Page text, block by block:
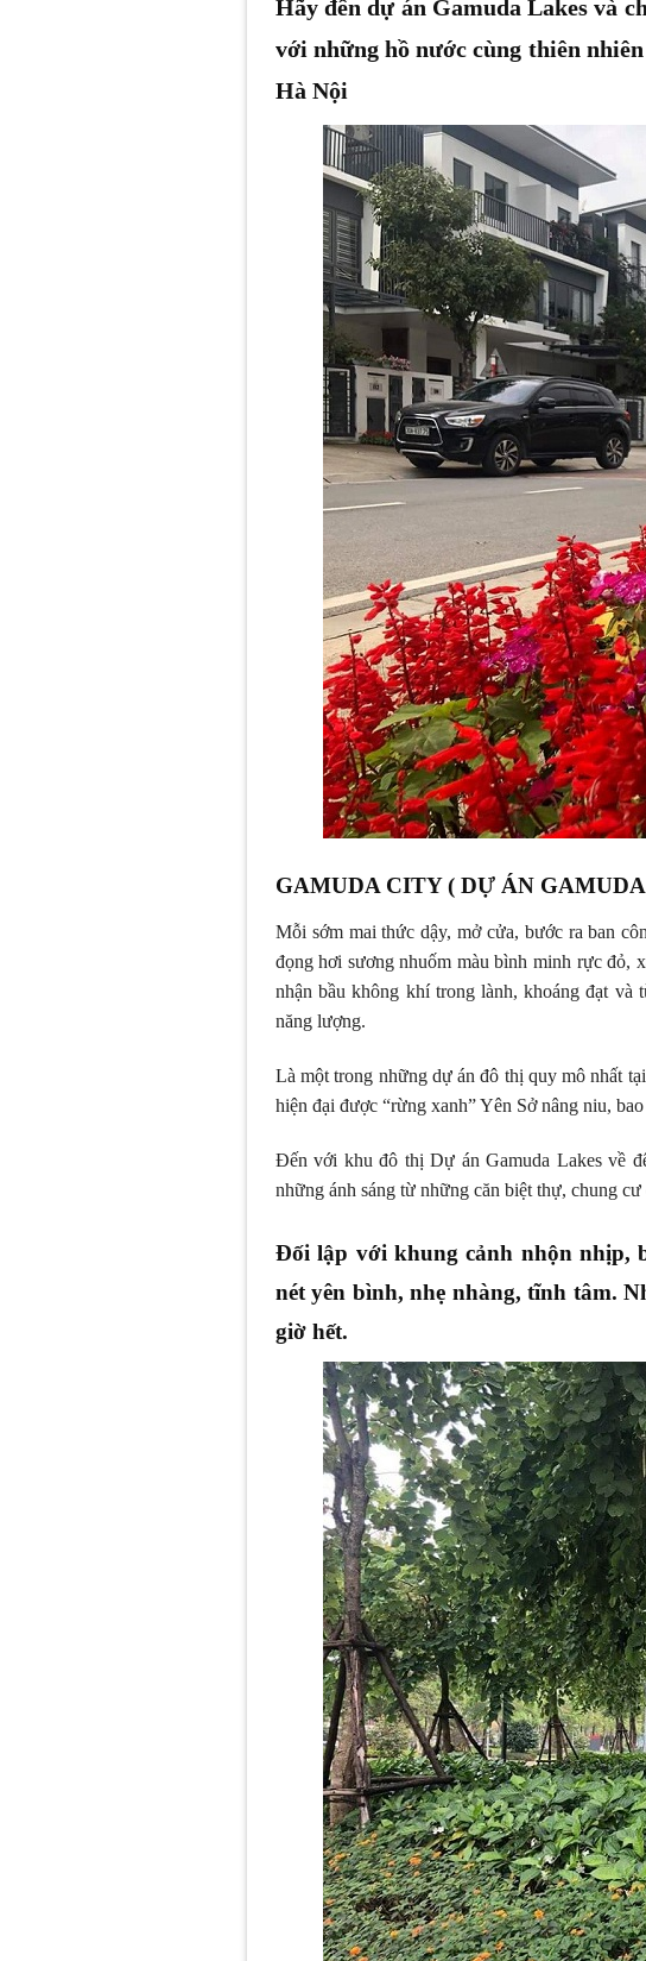
Hãy đến dự án Gamuda Lakes và
với những hồ nước cùng thiên
Hà Nội
GAMUDA CITY ( DỰ ÁN
Mỗi sớm mai thức dậy, mở cửa, bước ra ban
đọng hơi sương nhuốm màu bình minh rực đỏ,
nhận bầu không khí trong lành, khoáng đạt
năng lượng.
Là một trong những dự án đô thị quy mô nhất
hiện đại được “rừng xanh” Yên Sở nâng niu,
Đến với khu đô thị Dự án Gamuda Lakes về
những ánh sáng từ những căn biệt thự, chung
Đối lập với khung cảnh nhộn nhịp,
nét yên bình, nhẹ nhàng, tĩnh tâm.
giờ hết.